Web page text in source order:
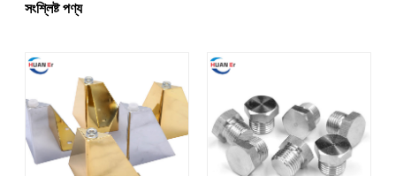
সংশ্লিষ্ট পণ্য